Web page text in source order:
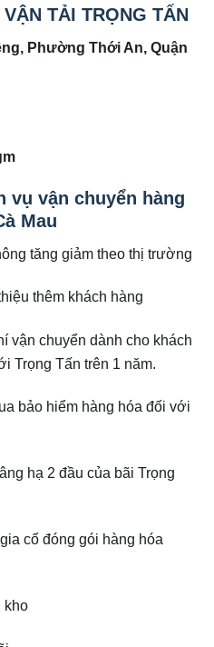
TẢI TRỌNG TẤN
Phường Thới An, Quận
vụ vận chuyển hàng
Mau
tăng giảm theo thị trường
thêm khách hàng
chuyển dành cho khách
Trọng Tấn trên 1 năm.
hiểm hàng hóa đối với
hạ 2 đầu của bãi Trọng
cố đóng gói hàng hóa